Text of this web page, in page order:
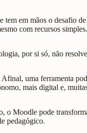
em mãos o desafio
com recursos simples.
por si só, não
uma ferramenta
mais digital e,
Moodle pode
pedagógico.